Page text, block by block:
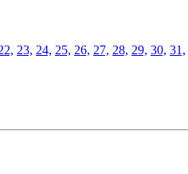
23, 24, 25, 26, 27, 28, 29, 30, 31,